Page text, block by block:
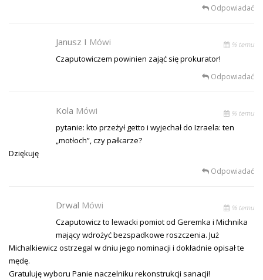
Odpowiadać
Janusz I Mówi % temu
Czaputowiczem powinien zająć się prokurator!
Odpowiadać
Kola Mówi % temu
pytanie: kto przeżył getto i wyjechał do Izraela: ten
„motłoch”, czy pałkarze?
Dziękuję
Odpowiadać
Drwal Mówi % temu
Czaputowicz to lewacki pomiot od Geremka i Michnika
mający wdrożyć bezspadkowe roszczenia. Już
Michalkiewicz ostrzegal w dniu jego nominacji i dokładnie opisał te
mędę.
Gratuluję wyboru Panie naczelniku rekonstrukcji sanacji!